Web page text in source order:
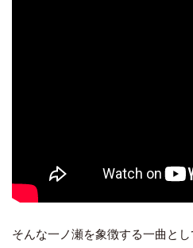
そんな一ノ瀬を象徴する一曲と